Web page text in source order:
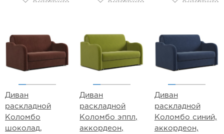
Диван
раскладной
Коломбо
шоколад,
Диван
раскладной
Коломбо эппл,
аккордеон,
Диван
раскладной
Коломбо синий,
аккордеон,